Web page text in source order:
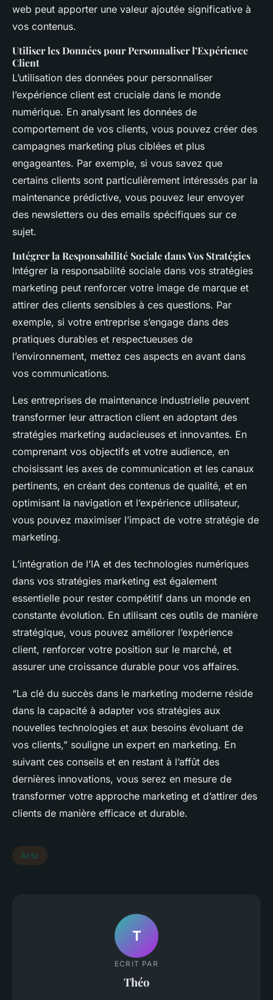
web peut apporter une valeur ajoutée significative à
vos contenus.
Utiliser les Données pour Personnaliser l’Expérience
Client
L’utilisation des données pour personnaliser
l’expérience client est cruciale dans le monde
numérique. En analysant les données de
comportement de vos clients, vous pouvez créer des
campagnes marketing plus ciblées et plus
engageantes. Par exemple, si vous savez que
certains clients sont particulièrement intéressés par la
maintenance prédictive, vous pouvez leur envoyer
des newsletters ou des emails spécifiques sur ce
sujet.
Intégrer la Responsabilité Sociale dans Vos Stratégies
Intégrer la responsabilité sociale dans vos stratégies
marketing peut renforcer votre image de marque et
attirer des clients sensibles à ces questions. Par
exemple, si votre entreprise s’engage dans des
pratiques durables et respectueuses de
l’environnement, mettez ces aspects en avant dans
vos communications.
Les entreprises de maintenance industrielle peuvent
transformer leur attraction client en adoptant des
stratégies marketing audacieuses et innovantes. En
comprenant vos objectifs et votre audience, en
choisissant les axes de communication et les canaux
pertinents, en créant des contenus de qualité, et en
optimisant la navigation et l’expérience utilisateur,
vous pouvez maximiser l’impact de votre stratégie de
marketing.
L’intégration de l’IA et des technologies numériques
dans vos stratégies marketing est également
essentielle pour rester compétitif dans un monde en
constante évolution. En utilisant ces outils de manière
stratégique, vous pouvez améliorer l’expérience
client, renforcer votre position sur le marché, et
assurer une croissance durable pour vos affaires.
“La clé du succès dans le marketing moderne réside
dans la capacité à adapter vos stratégies aux
nouvelles technologies et aux besoins évoluant de
vos clients,” souligne un expert en marketing. En
suivant ces conseils et en restant à l’affût des
dernières innovations, vous serez en mesure de
transformer votre approche marketing et d’attirer des
clients de manière efficace et durable.
Actu
T
ECRIT PAR
Théo